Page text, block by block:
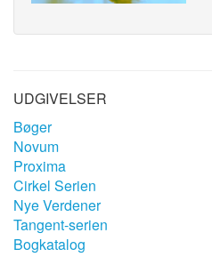
UDGIVELSER
Bøger
Novum
Proxima
Cirkel Serien
Nye Verdener
Tangent-serien
Bogkatalog